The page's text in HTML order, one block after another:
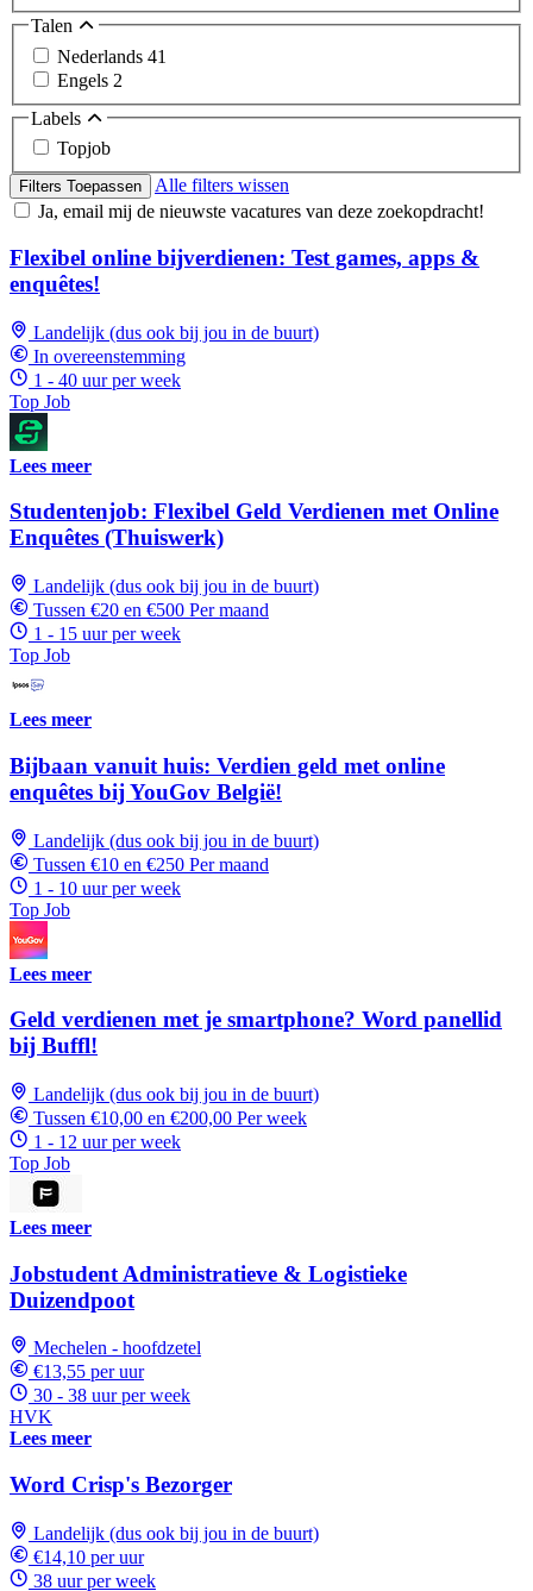
Talen
Nederlands 41
Engels 2
Labels
Topjob
Filters Toepassen
Alle filters wissen
Ja, email mij de nieuwste vacatures van deze zoekopdracht!
Flexibel online bijverdienen: Test games, apps &
enquêtes!
Landelijk (dus ook bij jou in de buurt)
In overeenstemming
1 - 40 uur per week
Top Job
Lees meer
Studentenjob: Flexibel Geld Verdienen met Online
Enquêtes (Thuiswerk)
Landelijk (dus ook bij jou in de buurt)
Tussen €20 en €500 Per maand
1 - 15 uur per week
Top Job
Lees meer
Bijbaan vanuit huis: Verdien geld met online
enquêtes bij YouGov België!
Landelijk (dus ook bij jou in de buurt)
Tussen €10 en €250 Per maand
1 - 10 uur per week
Top Job
Lees meer
Geld verdienen met je smartphone? Word panellid
bij Buffl!
Landelijk (dus ook bij jou in de buurt)
Tussen €10,00 en €200,00 Per week
1 - 12 uur per week
Top Job
Lees meer
Jobstudent Administratieve & Logistieke
Duizendpoot
Mechelen - hoofdzetel
€13,55 per uur
30 - 38 uur per week
HVK
Lees meer
Word Crisp's Bezorger
Landelijk (dus ook bij jou in de buurt)
€14,10 per uur
38 uur per week